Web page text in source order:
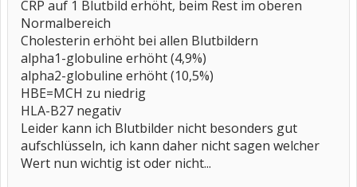
CRP auf 1 Blutbild erhöht, beim Rest im oberen
Normalbereich
Cholesterin erhöht bei allen Blutbildern
alpha1-globuline erhöht (4,9%)
alpha2-globuline erhöht (10,5%)
HBE=MCH zu niedrig
HLA-B27 negativ
Leider kann ich Blutbilder nicht besonders gut
aufschlüsseln, ich kann daher nicht sagen welcher
Wert nun wichtig ist oder nicht...